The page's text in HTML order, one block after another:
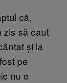
că,
zis să caut
și la
pe
nu e